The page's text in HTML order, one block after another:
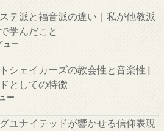
テ派と福音派の違い｜私が他教派
学んだこと
ュー
シェイカーズの教会性と音楽性 |
としての特徴
ー
ユナイテッドが響かせる信仰表現